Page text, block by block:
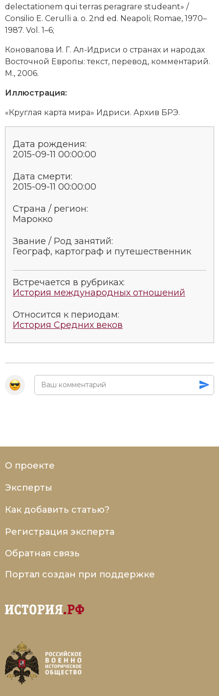
delectationem qui terras peragrare studeant» /
Consilio E. Cerulli a. o. 2nd ed. Nea­poli; Romae, 1970–
1987. Vol. 1–6;
Ко­но­ва­ло­ва И. Г. Ал-Ид­ри­си о стра­нах и на­ро­дах
Вос­точ­ной Ев­ро­пы: текст, пе­ре­вод, ком­мен­та­рий.
М., 2006.
Иллюстрация:
«Круг­лая кар­та ми­ра» Ид­ри­си. Архив БРЭ.
Дата рождения:
2015-09-11 00:00:00
Дата смерти:
2015-09-11 00:00:00
Страна / регион:
Марокко
Звание / Род занятий:
Географ, картограф и путешественник
Встречается в рубриках:
История международных отношений
Относится к периодам:
История Средних веков
О проекте
Эксперты
Как добавить статью?
Регистрация эксперта
Обратная связь
Портал создан при поддержке